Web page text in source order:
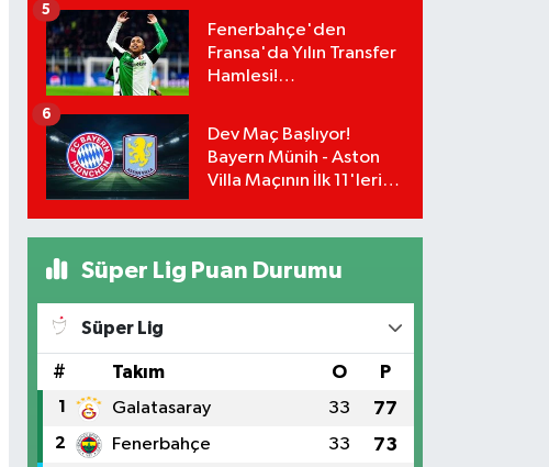
Fenerbahçe'den
Fransa'da Yılın Transfer
Hamlesi!
Düğmeye Basıldı!
5
Dev Maç Başlıyor!
Bayern Münih - Aston
Villa Maçının İlk 11'leri
6
Süper Lig Puan Durumu
Süper Lig
# Takım O P
1 Galatasaray 33 77
2 Fenerbahçe 33 73